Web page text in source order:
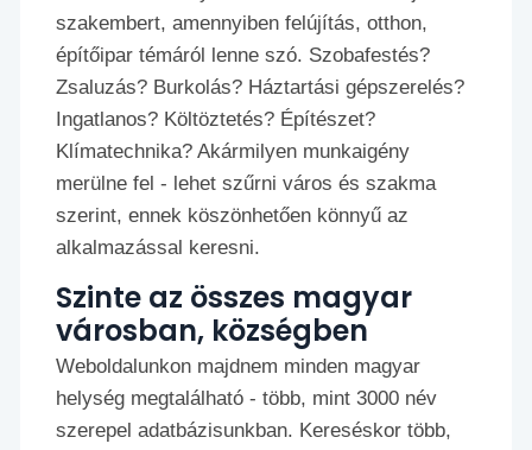
szakembert, amennyiben felújítás, otthon,
építőipar témáról lenne szó. Szobafestés?
Zsaluzás? Burkolás? Háztartási gépszerelés?
Ingatlanos? Költöztetés? Építészet?
Klímatechnika? Akármilyen munkaigény
merülne fel - lehet szűrni város és szakma
szerint, ennek köszönhetően könnyű az
alkalmazással keresni.
Szinte az összes magyar
városban, községben
Weboldalunkon majdnem minden magyar
helység megtalálható - több, mint 3000 név
szerepel adatbázisunkban. Kereséskor több,